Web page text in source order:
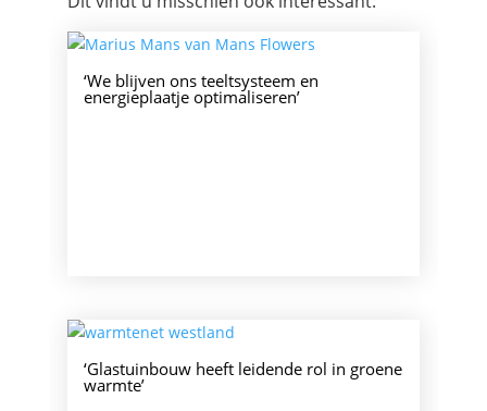
‘We blijven ons teeltsysteem en
energieplaatje optimaliseren’
‘Glastuinbouw heeft leidende rol in groene
warmte’